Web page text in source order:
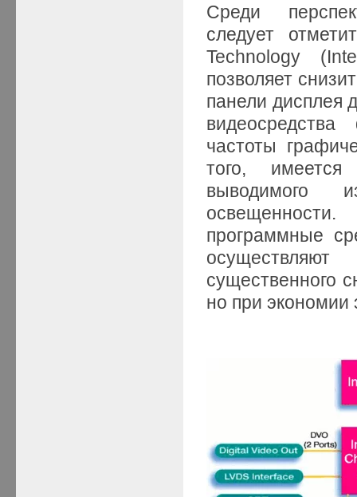
Среди
следует
Technology
позволяет
панели дисплея
частоты
того, имеется
выводимого
программные
существенного
но при экономии